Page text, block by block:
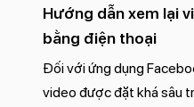
Hướng dẫn xem lại
bằng điện thoại
Đối với ứng dụng
video được đặt khá sâu